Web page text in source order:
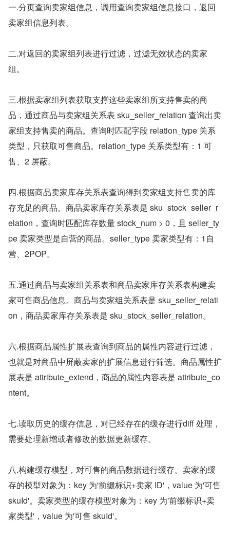
一.分页查询卖家组信息，调⽤查询卖家组信息接⼝，返回
卖家组信息列表。
二.对返回的卖家组列表进行过滤，过滤无效状态的卖家
组。
三.根据卖家组列表获取⽀撑这些卖家组所⽀持售卖的商
品，通过商品与卖家组关系表 sku_seller_relation 查询出卖
家组⽀持售卖的商品。查询时匹配字段 relation_type 关系
类型，只获取可售商品。relation_type 关系类型有：1 可
售、2 屏蔽。
四.根据商品卖家库存关系表查询得到卖家组⽀持售卖的库
存充⾜的商品。商品卖家库存关系表是 sku_stock_seller_r
elation，查询时匹配库存数量 stock_num > 0，且 seller_ty
pe 卖家类型是⾃营的商品。seller_type 卖家类型有：1⾃
营、2POP。
五.通过商品与卖家组关系表和商品卖家库存关系表构建卖
家可售商品信息。商品与卖家组关系表是 sku_seller_relati
on，商品卖家库存关系表是 sku_stock_seller_relation。
六.根据商品属性扩展表查询到商品的属性内容进行过滤，
也就是对商品中屏蔽卖家的扩展信息进⾏筛选。商品属性扩
展表是 attribute_extend，商品的属性内容表是 attribute_co
ntent。
七.读取历史的缓存信息，对已经存在的缓存进⾏diff 处理，
需要处理新增或者修改的数据更新缓存。
八.构建缓存模型，对可售的商品数据进⾏缓存。卖家的缓
存的模型对象为：key 为'前缀标识+卖家 ID'，value 为'可售
skuId'。卖家类型的缓存模型对象为：key 为'前缀标识+卖
家类型'，value 为'可售 skuId'。